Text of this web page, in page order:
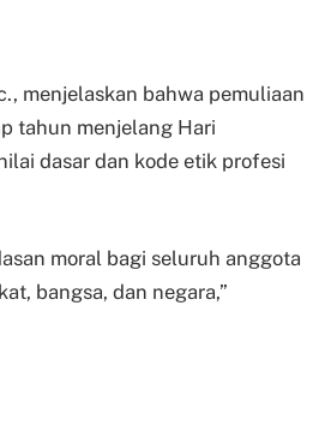
menjelaskan bahwa pemuliaan
tahun menjelang Hari
dasar dan kode etik profesi
moral bagi seluruh anggota
bangsa, dan negara,”